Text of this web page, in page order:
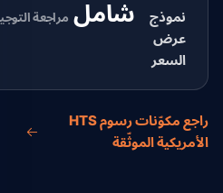
نموذج
عرض
السعر
شامل مراجعة
راجع مكوّنات رسوم HTS
الأمريكية الموثّقة